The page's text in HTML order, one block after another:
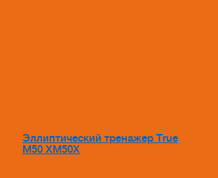
Эллиптический тренажер True
M50 XM50X